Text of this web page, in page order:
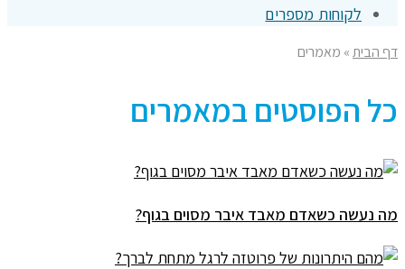
לקוחות מספרים
דף הבית» מאמרים
כל הפוסטים במאמרים
מה נעשה כשאדם מאבד איבר מסוים בגוף?